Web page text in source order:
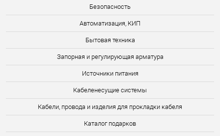
Безопасность
Автоматизация, КИП
Бытовая техника
Запорная и регулирующая арматура
Источники питания
Кабеленесущие системы
Кабели, провода и изделия для прокладки кабеля
Каталог подарков